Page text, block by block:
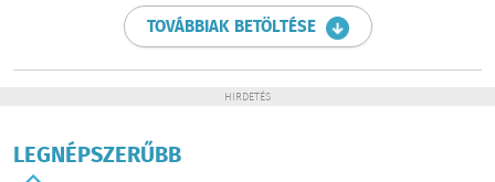
TOVÁBBIAK BETÖLTÉSE
HIRDETÉS
LEGNÉPSZERŰBB